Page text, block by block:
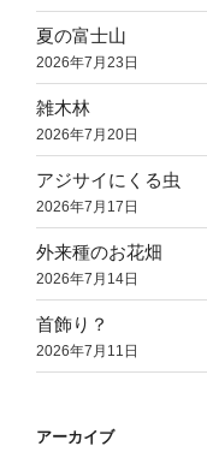
夏の富士山
2026年7月23日
雑木林
2026年7月20日
アジサイにくる虫
2026年7月17日
外来種のお花畑
2026年7月14日
首飾り？
2026年7月11日
アーカイブ